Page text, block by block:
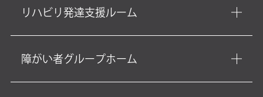
リハビリ発達支援ルーム
障がい者グループホーム